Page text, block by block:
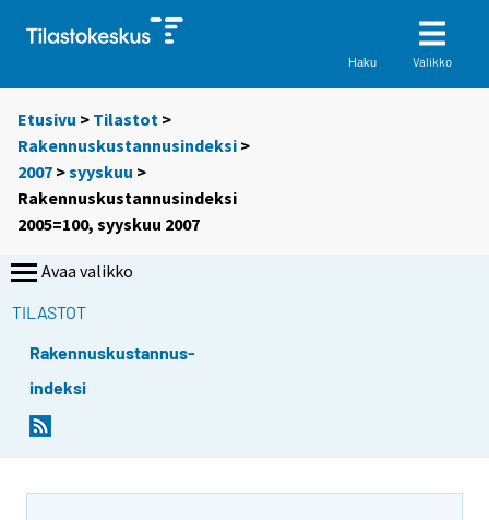
Haku Valikko
Etusivu > Tilastot >
Rakennuskustannusindeksi >
2007 >syyskuu >
Rakennuskustannusindeksi
2005=100, syyskuu 2007
Avaa valikko
TILASTOT
Rakennuskustannus-
indeksi